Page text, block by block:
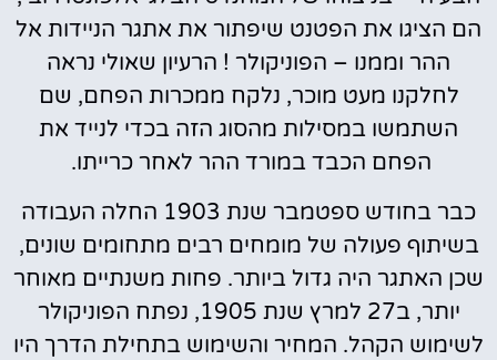
הם הציגו את הפטנט שיפתור את אתגר הניידות אל
ההר וממנו – הפוניקולר ! הרעיון שאולי נראה
לחלקנו מעט מוכר, נלקח ממכרות הפחם, שם
השתמשו במסילות מהסוג הזה בכדי לנייד את
הפחם הכבד במורד ההר לאחר כרייתו.
כבר בחודש ספטמבר שנת 1903 החלה העבודה
בשיתוף פעולה של מומחים רבים מתחומים שונים,
שכן האתגר היה גדול ביותר. פחות משנתיים מאוחר
יותר, ב27 למרץ שנת 1905, נפתח הפוניקולר
לשימוש הקהל. המחיר והשימוש בתחילת הדרך היו